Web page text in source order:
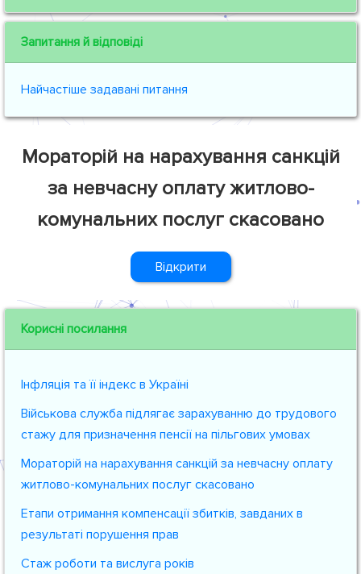
Запитання й відповіді
Найчастіше задавані питання
Мораторій на нарахування санкцій
за невчасну оплату житлово-
комунальних послуг скасовано
Відкрити
Корисні посилання
Інфляція та її індекс в Україні
Військова служба підлягає зарахуванню до трудового
стажу для призначення пенсії на пільгових умовах
Мораторій на нарахування санкцій за невчасну оплату
житлово-комунальних послуг скасовано
Етапи отримання компенсації збитків, завданих в
результаті порушення прав
Стаж роботи та вислуга років